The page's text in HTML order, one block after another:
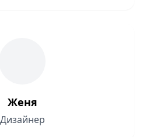
Женя
Дизайнер